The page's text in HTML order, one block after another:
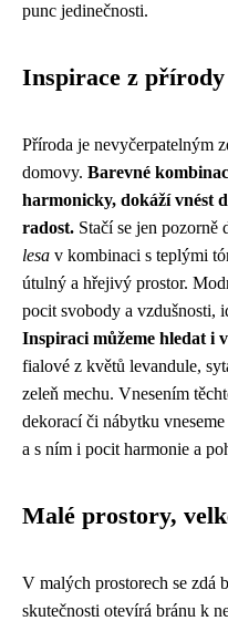
punc jedinečnosti.
Inspirace z přírody
Příroda je nevyčerpatelným
domovy. Barevné
harmonicky, dokáží vnést
radost. Stačí se jen pozorně
lesa v kombinaci s teplými
útulný a hřejivý prostor.
pocit svobody a vzdušnosti,
Inspiraci můžeme hledat i
fialové z květů levandule,
zeleň mechu. Vnesením
dekorací či nábytku
a s ním i pocit harmonie a
Malé prostory,
V malých prostorech se zdá
skutečnosti otevírá bránu k